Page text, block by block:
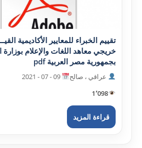
تقييم الخبراء للمعايير الأکاديمية
خريجي معاهد اللغات والإعلام بوزارة
بجمهورية مصر العربية pdf
عراقي ، صالح
1٬098
قراءة المزيد